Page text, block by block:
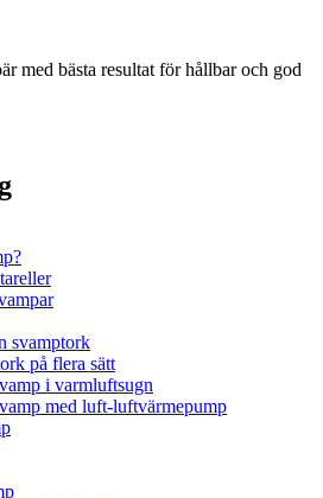
med bästa resultat för hållbar och god
svamptork
på flera sätt
i varmluftsugn
med luft-luftvärmepump